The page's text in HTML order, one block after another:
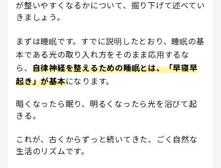
が整いやすくなるかについて、掘り下げて述べてい
きましょう。
まずは睡眠です。すでに説明したとおり、睡眠の基
本である光の取り入れ方をそのまま応用するな
ら、 自律神経を整えるための睡眠とは、「早寝早
起き」が基本になります。
暗くなったら眠り、明るくなったら光を浴びて起
きる。
これが、古くからずっと続いてきた、ごく自然な
生活のリズムです。